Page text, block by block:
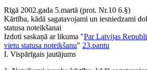
Rīgā 2002.gada 5.martā (prot. Nr.10 6.§)
Kārtība, kādā sagatavojami un iesniedzami
statusa noteikšanai
Izdoti saskaņā ar likuma "Par Latvijas
vietu statusa noteikšanu" 23.pantu
I. Vispārīgais jautājums